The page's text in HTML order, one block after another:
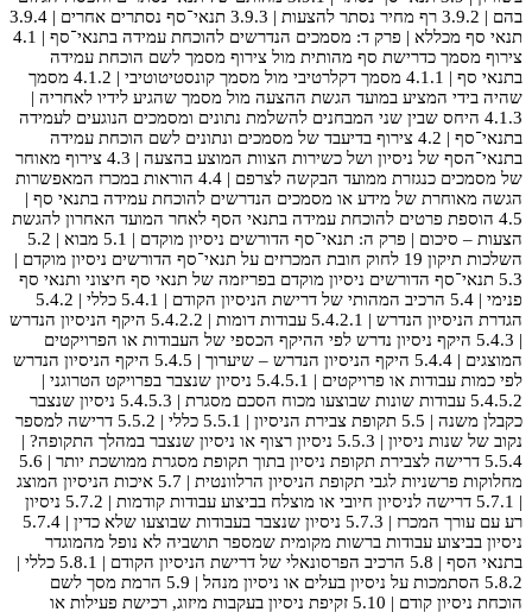
בהם | 3.9.2 רף מחיר נסתר להצעות | 3.9.3 תנאי־סף נסתרים אחרים | 3.9.4
תנאי סף מכללא | פרק ד: מסמכים הנדרשים להוכחת עמידה בתנאי־סף | 4.1
צירוף מסמך כדרישת סף מהותית מול צירוף מסמך לשם הוכחת עמידה
בתנאי סף | 4.1.1 מסמך דקלרטיבי מול מסמך קונסטיטוטיבי | 4.1.2 מסמך
שהיה בידי המציע במועד הגשת ההצעה מול מסמך שהגיע לידיו לאחריה |
4.1.3 היחס שבין שני המבחנים להשלמת נתונים ומסמכים הנוגעים לעמידה
בתנאי־סף | 4.2 צירוף בדיעבד של מסמכים ונתונים לשם הוכחת עמידה
בתנאי־הסף של ניסיון ושל כשירות הצוות המוצע בהצעה | 4.3 צירוף מאוחר
של מסמכים כנגזרת ממועד הבקשה לצרפם | 4.4 הוראות במכרז המאפשרות
הגשה מאוחרת של מידע או מסמכים הנדרשים להוכחת עמידה בתנאי סף |
4.5 הוספת פרטים להוכחת עמידה בתנאי הסף לאחר המועד האחרון להגשת
הצעות – סיכום | פרק ה: תנאי־סף הדורשים ניסיון מוקדם | 5.1 מבוא | 5.2
השלכות תיקון 19 לחוק חובת המכרזים על תנאי־סף הדורשים ניסיון מוקדם |
5.3 תנאי־סף הדורשים ניסיון מוקדם בפריזמה של תנאי סף חיצוני ותנאי סף
פנימי | 5.4 הרכיב המהותי של דרישת הניסיון הקודם | 5.4.1 כללי | 5.4.2
הגדרת הניסיון הנדרש | 5.4.2.1 עבודות דומות | 5.4.2.2 היקף הניסיון הנדרש
| 5.4.3 היקף ניסיון נדרש לפי ההיקף הכספי של העבודות או הפרויקטים
המוצגים | 5.4.4 היקף הניסיון הנדרש – שיערוך | 5.4.5 היקף הניסיון הנדרש
לפי כמות עבודות או פרויקטים | 5.4.5.1 ניסיון שנצבר בפרויקט הטרוגני |
5.4.5.2 עבודות שונות שבוצעו מכוח הסכם מסגרת | 5.4.5.3 ניסיון שנצבר
כקבלן משנה | 5.5 תקופת צבירת הניסיון | 5.5.1 כללי | 5.5.2 דרישה למספר
נקוב של שנות ניסיון | 5.5.3 ניסיון רצוף או ניסיון שנצבר במהלך התקופה? |
5.5.4 דרישה לצבירת תקופת ניסיון בתוך תקופת מסגרת ממושכת יותר | 5.6
מחלוקות פרשניות לגבי תקופת הניסיון הרלוונטית | 5.7 איכות הניסיון המוצג
| 5.7.1 דרישה לניסיון חיובי או מוצלח בביצוע עבודות קודמות | 5.7.2 ניסיון
רע עם עורך המכרז | 5.7.3 ניסיון שנצבר בעבודות שבוצעו שלא כדין | 5.7.4
ניסיון בביצוע עבודות ברשות מקומית שמספר תושביה לא נופל מהמוגדר
בתנאי הסף | 5.8 הרכיב הפרסונאלי של דרישת הניסיון הקודם | 5.8.1 כללי |
5.8.2 הסתמכות על ניסיון בעלים או ניסיון מנהל | 5.9 הרמת מסך לשם
הוכחת ניסיון קודם | 5.10 זקיפת ניסיון בעקבות מיזוג, רכישת פעילות או